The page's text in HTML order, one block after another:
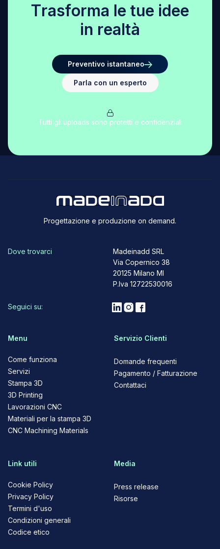
Trasforma le tue idee
in realtà
Preventivo istantaneo
Parla con un esperto
Tutti gli uploads sono protetti e confidenziali
Progettazione e produzione on demand.
Dove trovarci
Madeinadd SRL
Via Copernico 38
20125 Milano MI
P.Iva 12722530016
Seguici su:
Menu
Come funziona
Servizi
Stampa 3D
3D Printing
Lavorazioni CNC
Materiali per la stampa 3D
CNC Machining Materials
Servizio Clienti
Domande frequenti
Pagamento / Fatturazione
Contattaci
Link utili
Cookie Policy
Privacy Policy
Termini d'uso
Condizioni generali
Codice etico
Media
Press release
Risorse